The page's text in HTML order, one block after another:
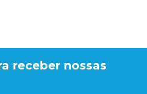
receber nossas